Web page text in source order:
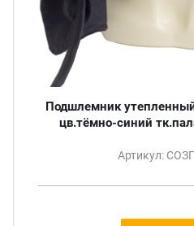
Подшлемник
цв.тёмно-синий
Артикул: